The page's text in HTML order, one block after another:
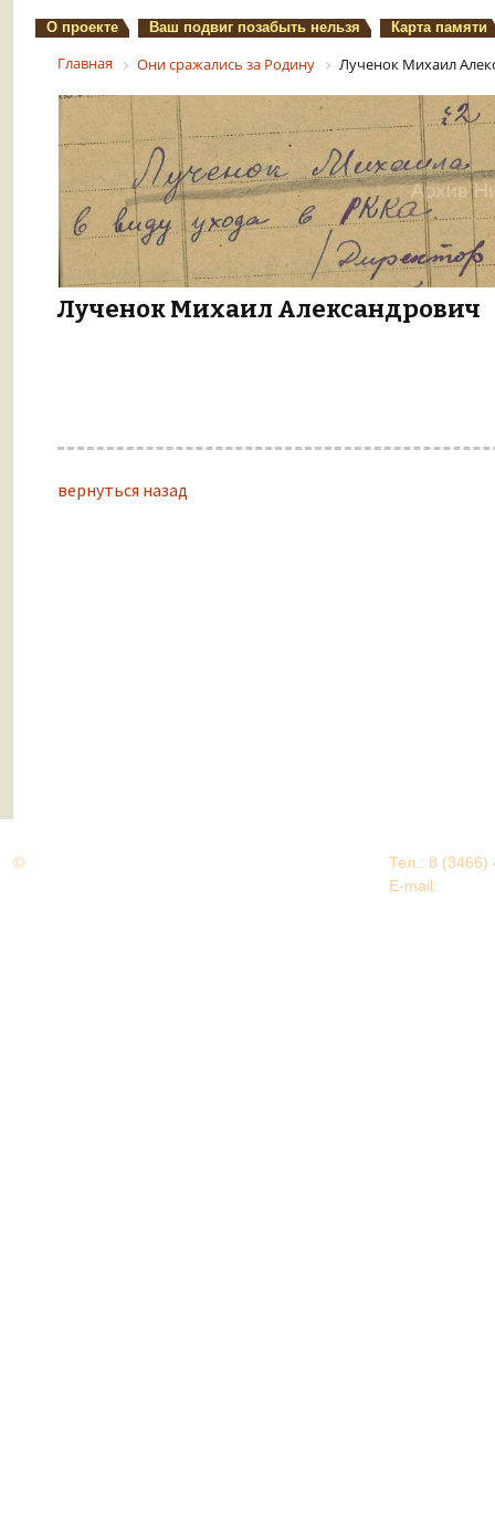
О проекте Ваш подвиг позабыть нельзя Карта памяти
Главная Они сражались за Родину Лученок Михаил
Лученок Михаил Александрович
вернуться назад
©
Тел.: 8 (3466)
E-mail: